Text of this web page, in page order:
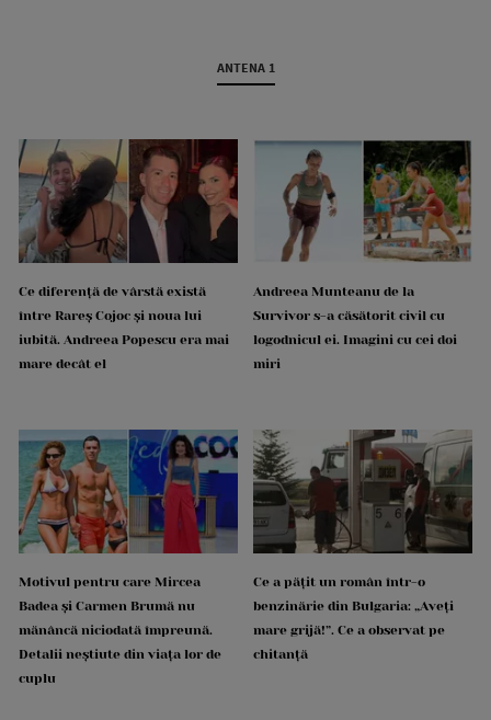
ANTENA 1
Ce diferență de vârstă există
între Rareș Cojoc și noua lui
iubită. Andreea Popescu era mai
mare decât el
Andreea Munteanu de la
Survivor s-a căsătorit civil cu
logodnicul ei. Imagini cu cei doi
miri
Motivul pentru care Mircea
Badea și Carmen Brumă nu
mănâncă niciodată împreună.
Detalii neștiute din viața lor de
cuplu
Ce a pățit un român într-o
benzinărie din Bulgaria: „Aveți
mare grijă!”. Ce a observat pe
chitanță